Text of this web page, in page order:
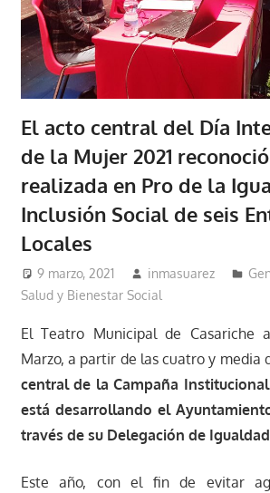
El acto central del Día
de la Mujer 2021
realizada en Pro de la
Inclusión Social de seis
Locales
9 marzo, 2021 inmasuarez
Salud y Bienestar Social
El Teatro Municipal de Casariche
Marzo, a partir de las cuatro y media
central de la Campaña
está desarrollando el
través de su Delegación de
Este año, con el fin de evitar